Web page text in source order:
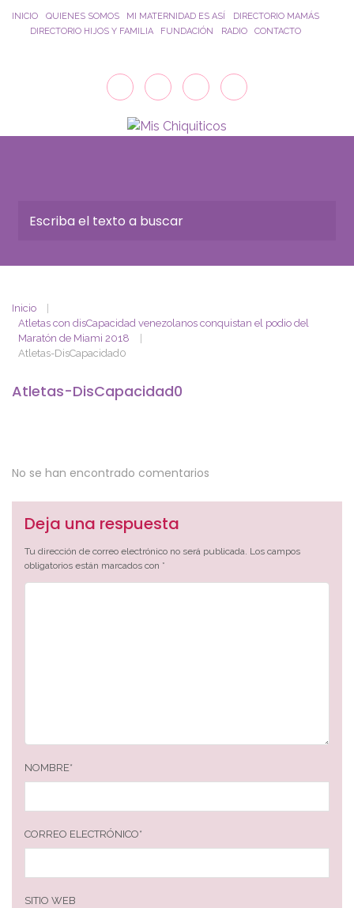
Saltar al contenido principal
INICIO QUIENES SOMOS MI MATERNIDAD ES ASÍ
DIRECTORIO MAMÁS
DIRECTORIO HIJOS Y FAMILIA
FUNDACIÓN RADIO CONTACTO
Inicio
Atletas con disCapacidad venezolanos conquistan el podio del
Maratón de Miami 2018
Atletas-DisCapacidad0
Atletas-DisCapacidad0
No se han encontrado comentarios
Deja una respuesta
Tu dirección de correo electrónico no será publicada. Los campos
obligatorios están marcados con *
NOMBRE*
CORREO ELECTRÓNICO*
SITIO WEB